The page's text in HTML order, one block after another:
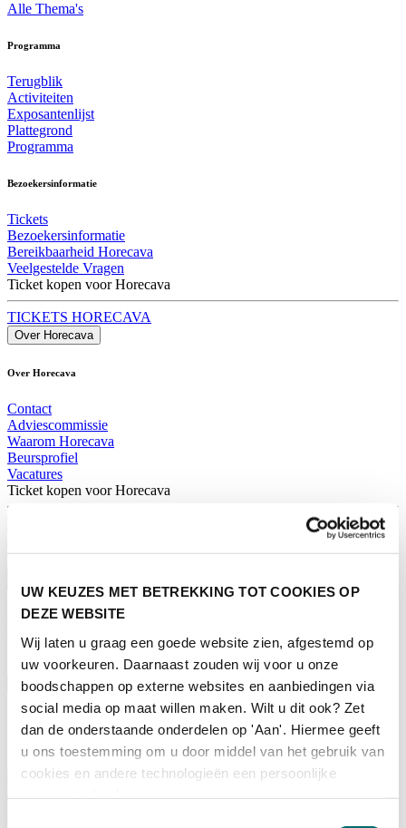
UW KEUZES MET BETREKKING TOT COOKIES OP
DEZE WEBSITE
Wij laten u graag een goede website zien, afgestemd op
uw voorkeuren. Daarnaast zouden wij voor u onze
boodschappen op externe websites en aanbiedingen via
social media op maat willen maken. Wilt u dit ook? Zet
dan de onderstaande onderdelen op 'Aan'. Hiermee geeft
u ons toestemming om u door middel van het gebruik van
cookies en andere technologieën een persoonlijke
Alle Thema's
Programma
Terugblik
Activiteiten
Exposantenlijst
Plattegrond
Programma
Bezoekersinformatie
Tickets
Bezoekersinformatie
Bereikbaarheid Horecava
Veelgestelde Vragen
Ticket kopen voor Horecava
TICKETS HORECAVA
Over Horecava
Over Horecava
Contact
Adviescommissie
Waarom Horecava
Beursprofiel
Vacatures
Ticket kopen voor Horecava
Perskamer
Zoeken
Nederlands
English
Nederlands
Nieuws
Exposeren